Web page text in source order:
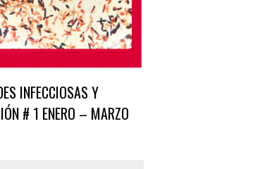
INFECCIOSAS Y
# 1 ENERO – MARZO